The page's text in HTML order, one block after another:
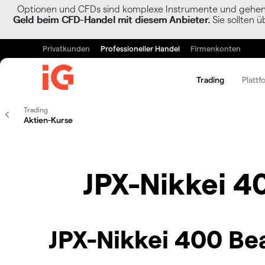
Optionen und CFDs sind komplexe Instrumente und
Geld beim CFD-Handel mit diesem Anbieter. Sie sollten
Privatkunden Professioneller Handel Firmenkonten
Trading
Trading
Aktien-Kurse
JPX-Nikkei
JPX-Nikkei 400